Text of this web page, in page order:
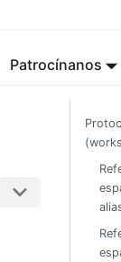
Patrocínanos